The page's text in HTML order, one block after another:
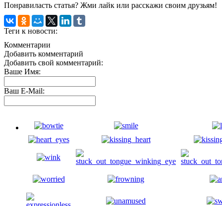
Понравиласть статья? Жми лайк или расскажи своим друзьям!
Теги к новости:
Комментарии
Добавить комментарий
Добавить свой комментарий:
Ваше Имя:
Ваш E-Mail: